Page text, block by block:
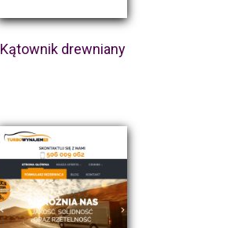
Kątownik drewniany